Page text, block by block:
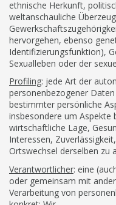
ethnische Herkunft,
weltanschauliche
hervorgehen, ebenso
Identifizierungsfunktion),
Sexualleben oder der
Profiling: jede Art der
personenbezogener
bestimmter persönliche
insbesondere um Aspekte
wirtschaftliche Lage,
Interessen,
Ortswechsel derselben zu
Verantwortlicher: eine
oder gemeinsam mit
Verarbeitung von